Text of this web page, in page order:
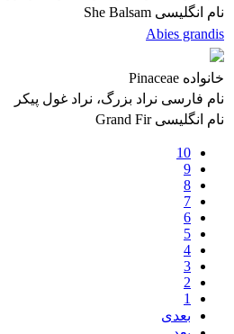
نام انگلیسی She Balsam
Abies grandis
خانواده Pinaceae
نام فارسی نراد بزرگ، نراد غول پیکر
نام انگلیسیGrand Fir
10
9
8
7
6
5
4
3
2
1
بعدی